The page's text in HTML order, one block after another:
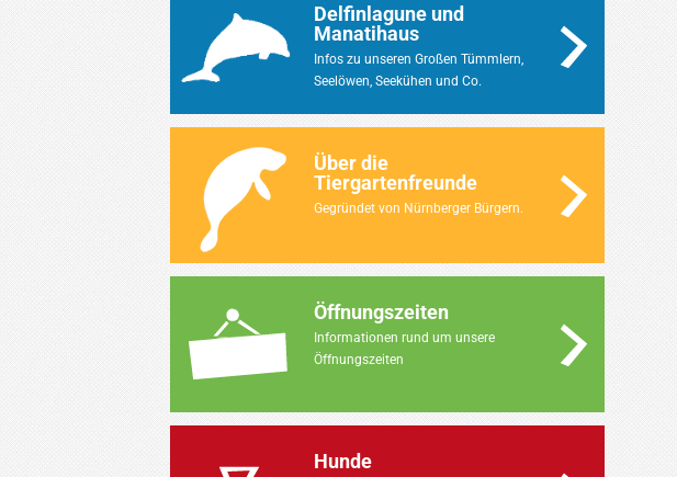
Delfinlagune und
Manatihaus
Infos zu unseren Großen Tümmlern,
Seelöwen, Seekühen und Co.
Über die
Tiergartenfreunde
Gegründet von Nürnberger Bürgern.
Öffnungszeiten
Informationen rund um unsere
Öffnungszeiten
Hunde